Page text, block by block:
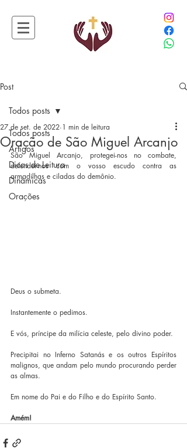
Post
Todos posts
Artigos
Dicas de Leitura
Dinâmicas
Orações
Todos posts
Oração de São Miguel Arcanjo
27 de set. de 2022 1 min de leitura
São Miguel Arcanjo, protegei-nos no combate,
defendei-nos com o vosso escudo contra as
armadilhas e ciladas do demônio.
Deus o submeta.
Instantemente o pedimos.
E vós, príncipe da milícia celeste, pelo divino poder.
Precipitai no Inferno Satanás e os outros Espíritos
malignos, que andam pelo mundo procurando perder
as almas.
Em nome do Pai e do Filho e do Espírito Santo.
Amém!